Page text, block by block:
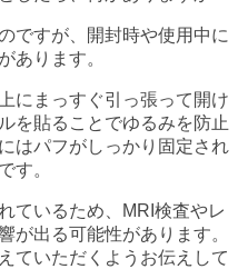
ですが、開封時や使用中に
あります。
にまっすぐ引っ張って開け
を貼ることでゆるみを防止
はパフがしっかり固定され
す。
ているため、MRI検査やレ
が出る可能性があります。
ていただくようお伝えして